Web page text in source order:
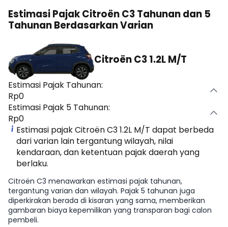
Estimasi Pajak Citroën C3 Tahunan dan 5
Tahunan Berdasarkan Varian
Citroën C3 1.2L M/T
Estimasi Pajak Tahunan:
Rp0
Estimasi Pajak 5 Tahunan:
Rp0
Estimasi pajak Citroën C3 1.2L M/T dapat berbeda
dari varian lain tergantung wilayah, nilai
kendaraan, dan ketentuan pajak daerah yang
berlaku.
Citroën C3 menawarkan estimasi pajak tahunan,
tergantung varian dan wilayah. Pajak 5 tahunan juga
diperkirakan berada di kisaran yang sama, memberikan
gambaran biaya kepemilikan yang transparan bagi calon
pembeli.